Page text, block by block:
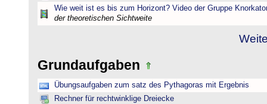
Wie weit ist es bis zum Horizont? Video der Gruppe
der theoretischen Sichtweite
Grundaufgaben
Übungsaufgaben zum satz des Pythagoras mit Ergebnis
Rechner für rechtwinklige Dreiecke